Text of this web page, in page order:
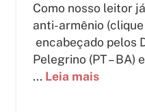
Como nosso leitor
anti-armênio (clique
encabeçado pelos
Pelegrino (PT – BA)
... Leia mais